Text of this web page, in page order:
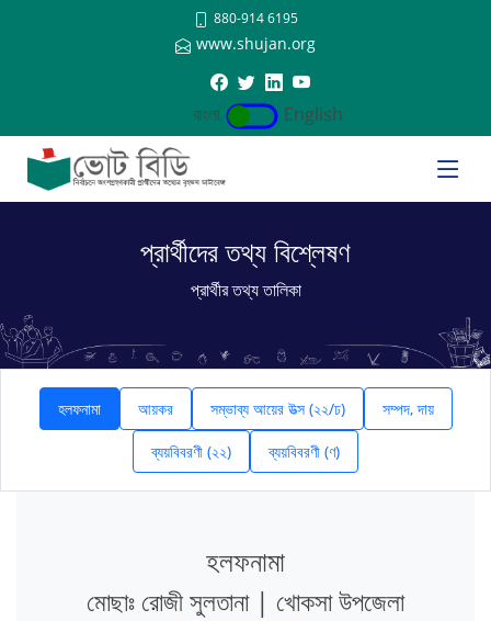
880-914 6195
www.shujan.org
বাংলা English
প্রার্থীদের তথ্য বিশ্লেষণ
প্রার্থীর তথ্য তালিকা
হলফনামা আয়কর সম্ভাব্য আয়ের উত্স (২২/ঢ) সম্পদ, দায়
ব্যয়বিবরণী (২২) ব্যয়বিবরণী (ণ)
হলফনামা
মোছাঃ রোজী সুলতানা | খোকসা উপজেলা